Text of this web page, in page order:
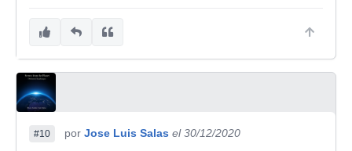
#10 por Jose Luis Salas el 30/12/2020